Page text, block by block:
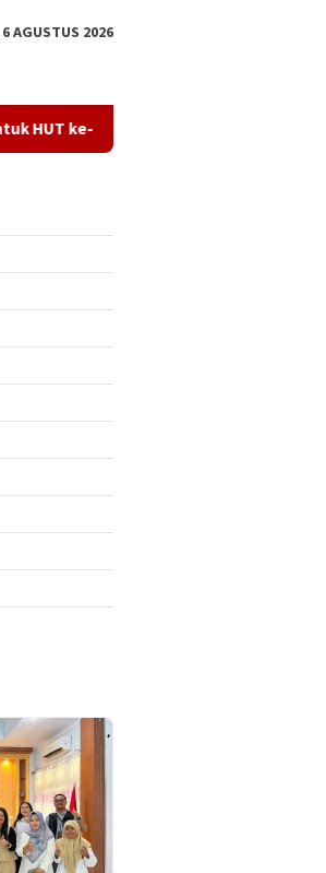
AGUSTUS 2026
100 % Rasio Desa Gorontalo Berlistrik,